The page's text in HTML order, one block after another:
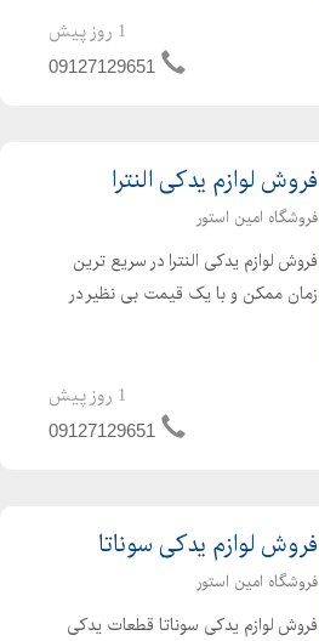
هیوندای i20 و i30، بهترین خدمات را به
1 روز پیش
09127129651
فروش لوازم یدکی النترا
فروشگاه امین استور
فروش لوازم یدکی النترا در سریع ترین
زمان ممکن و با یک قیمت بی نظیر در
قطعات یدکی اصلی و با کیفیت، بهترین
1 روز پیش
09127129651
فروش لوازم یدکی سوناتا
فروشگاه امین استور
فروش لوازم یدکی سوناتا قطعات یدکی